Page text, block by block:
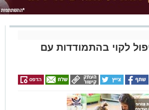
לקוי בהתמודדות עם